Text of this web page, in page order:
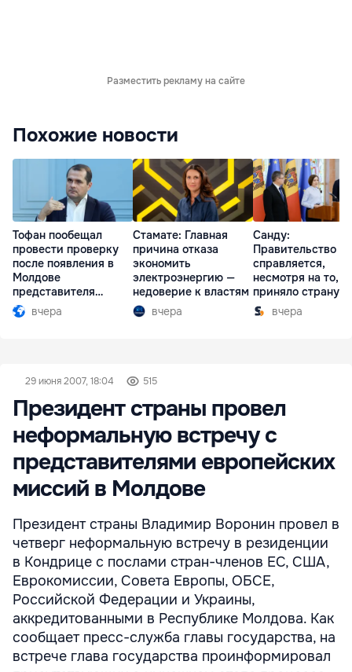
Разместить рекламу на сайте
Похожие новости
Тофан пообещал
провести проверку
после появления в
Молдове
представителя
Южной Осетии
вчера
Стамате: Главная
причина отказа
экономить
электроэнергию —
недоверие к властям
вчера
Санду:
Правительство
справляется,
несмотря на то,
приняло страну в
разгар кризиса
вчера
29 июня 2007, 18:04 515
Президент страны провел
неформальную встречу c
представителями европейских
миссий в Молдове
Президент страны Владимир Воронин провел в
четверг неформальную встречу в резиденции
в Кондрице с послами стран-членов ЕС, США,
Еврокомиссии, Совета Европы, ОБСЕ,
Российской Федерации и Украины,
аккредитованными в Республике Молдова. Как
сообщает пресс-служба главы государства, на
встрече глава государства проинформировал